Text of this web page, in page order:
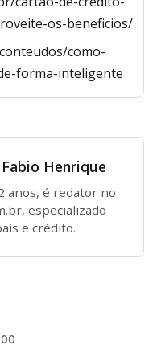
os-beneficios/
como-
forma-inteligente
Fabio Henrique
anos, é redator no
especializado
e crédito.